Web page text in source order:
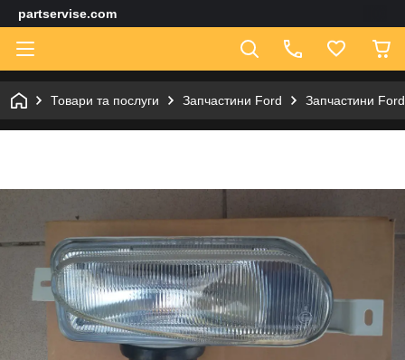
partservise.com
Товари та послуги Запчастини Ford Запчастини